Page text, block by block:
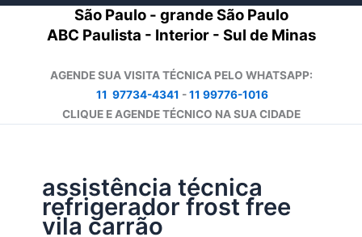
São Paulo - grande São Paulo
ABC Paulista - Interior - Sul de Minas
AGENDE SUA VISITA TÉCNICA PELO WHATSAPP:
11 97734-4341 -11 99776-1016
CLIQUE E AGENDE TÉCNICO NA SUA CIDADE
assistência técnica
refrigerador frost free
vila carrão